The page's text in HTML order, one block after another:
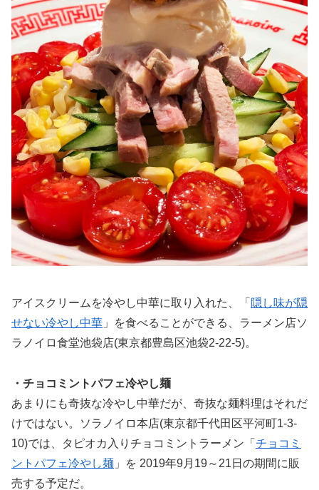
アイスクリームを冷やし中華に取り入れた、「 隠し味が隠
せない冷やし中華 」を食べることができる、ラーメン店ソ
ラノイロ食堂池袋店(東京都豊島区池袋2-22-5)。
・チョコミントパフェ冷やし麺
あまりにも奇抜な冷やし中華だが、奇抜な麺料理はそれだ
けではない。ソラノイロ本店(東京都千代田区平河町1-3-
10)では、タピオカ入りチョコミントラーメン「 チョコミ
ントパフェ冷やし麺 」を 2019年9月19～21日の期間に販
売する予定だ。